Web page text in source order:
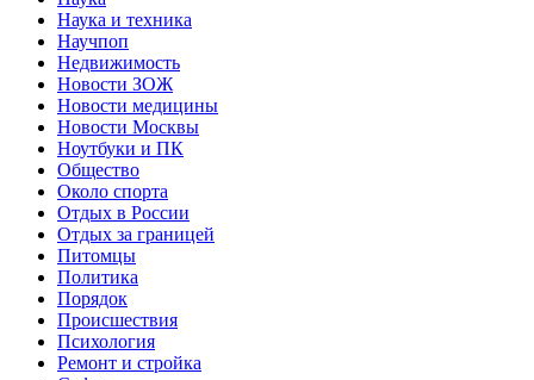
Наука и техника
Научпоп
Недвижимость
Новости ЗОЖ
Новости медицины
Новости Москвы
Ноутбуки и ПК
Общество
Около спорта
Отдых в России
Отдых за границей
Питомцы
Политика
Порядок
Происшествия
Психология
Ремонт и стройка